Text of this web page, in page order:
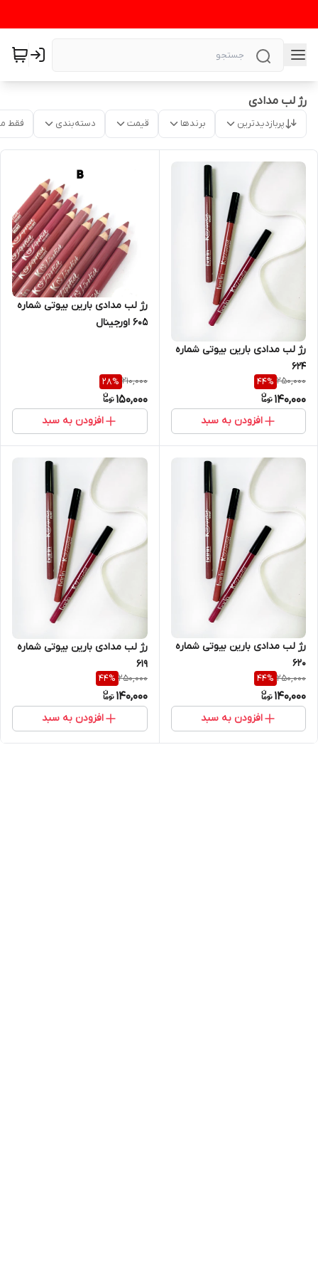
رژ لب مدادی
پربازدیدترین برندها قیمت دسته‌بندی فقط
رژ لب مدادی بارین بیوتی شماره
۶۲۴
250,000
44%
140,000
افزودن به سبد
رژ لب مدادی بارین بیوتی شماره
۶۰۵ اورجینال
210,000
28%
150,000
افزودن به سبد
رژ لب مدادی بارین بیوتی شماره
۶۲۰
250,000
44%
140,000
افزودن به سبد
رژ لب مدادی بارین بیوتی شماره
۶۱۹
250,000
44%
140,000
افزودن به سبد